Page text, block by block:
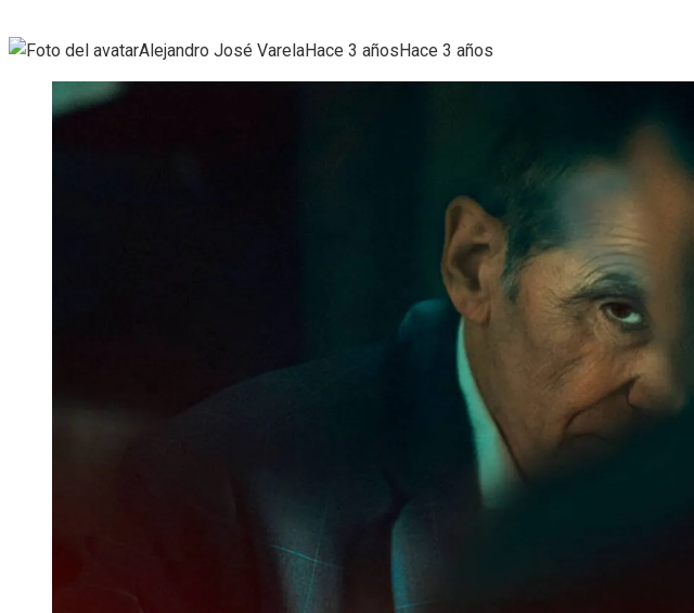
Alejandro José VarelaHace 3 años Hace 3 años